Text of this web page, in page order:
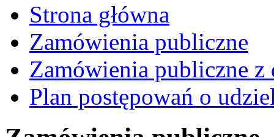
Strona główna
Zamówienia publiczne
Zamówienia publiczne
Plan postępowań o